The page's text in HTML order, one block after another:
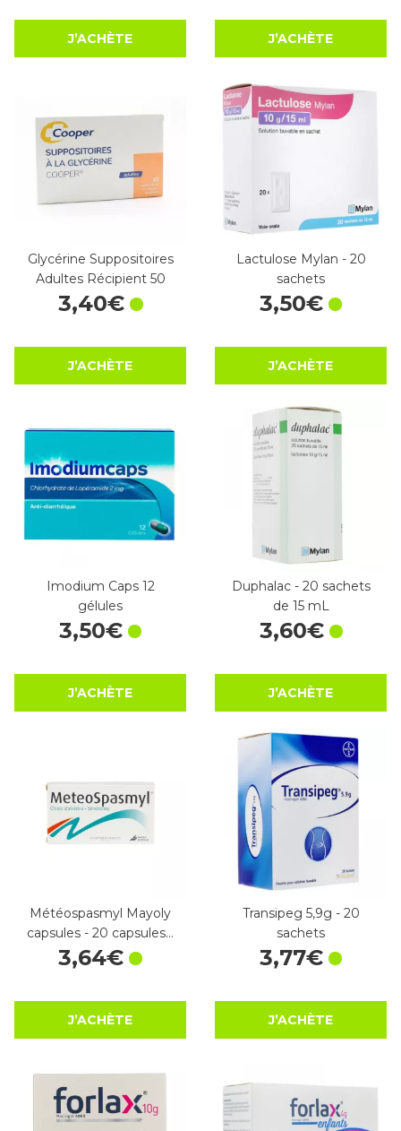
J’ACHÈTE J’ACHÈTE
Glycérine Suppositoires
Adultes Récipient 50
3,40€
J’ACHÈTE
Lactulose Mylan - 20
sachets
3,50€
J’ACHÈTE
Imodium Caps 12
gélules
3,50€
J’ACHÈTE
Duphalac - 20 sachets
de 15 mL
3,60€
J’ACHÈTE
Météospasmyl Mayoly
capsules - 20 capsules…
3,64€
J’ACHÈTE
Transipeg 5,9g - 20
sachets
3,77€
J’ACHÈTE